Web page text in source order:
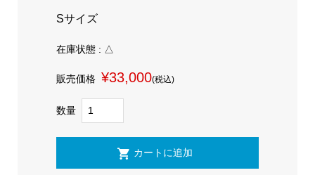
Sサイズ
在庫状態 : △
販売価格 ¥33,000(税込)
数量